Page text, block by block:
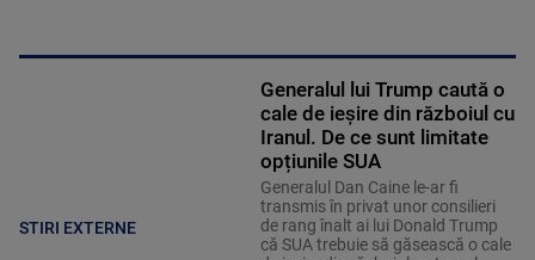
STIRI EXTERNE
Generalul lui Trump caută o
cale de ieșire din războiul cu
Iranul. De ce sunt limitate
opțiunile SUA
Generalul Dan Caine le-ar fi
transmis în privat unor consilieri
de rang înalt ai lui Donald Trump
că SUA trebuie să găsească o cale